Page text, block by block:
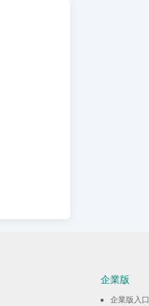
企業版
企業版入口